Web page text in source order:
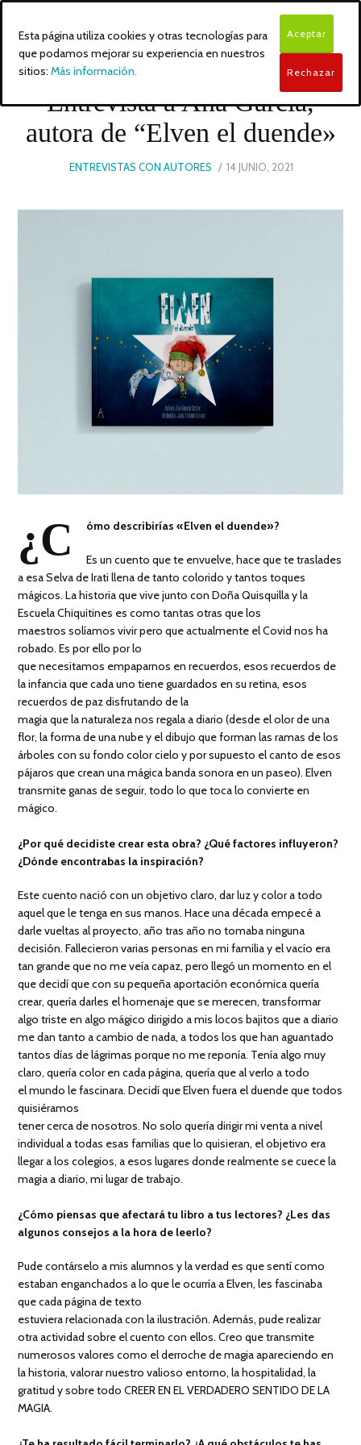
Entrevista a Ana García,
autora de “Elven el duende»
ENTREVISTAS CON AUTORES
POSTED
14 JUNIO, 2021
¿C ómo describirías «Elven el duende»?
Es un cuento que te envuelve, hace que te traslades
a esa Selva de Irati llena de tanto colorido y tantos toques
mágicos. La historia que vive junto con Doña Quisquilla y la
Escuela Chiquitines es como tantas otras que los
maestros solíamos vivir pero que actualmente el Covid nos ha
robado. Es por ello por lo
que necesitamos empaparnos en recuerdos, esos recuerdos de
la infancia que cada uno tiene guardados en su retina, esos
recuerdos de paz disfrutando de la
magia que la naturaleza nos regala a diario (desde el olor de una
flor, la forma de una nube y el dibujo que forman las ramas de los
árboles con su fondo color cielo y por supuesto el canto de esos
pájaros que crean una mágica banda sonora en un paseo). Elven
transmite ganas de seguir, todo lo que toca lo convierte en
mágico.
¿Por qué decidiste crear esta obra? ¿Qué factores influyeron?
¿Dónde encontrabas la inspiración?
Este cuento nació con un objetivo claro, dar luz y color a todo
aquel que le tenga en sus manos. Hace una década empecé a
darle vueltas al proyecto, año tras año no tomaba ninguna
decisión. Fallecieron varias personas en mi familia y el vacío era
tan grande que no me veía capaz, pero llegó un momento en el
que decidí que con su pequeña aportación económica quería
crear, quería darles el homenaje que se merecen, transformar
algo triste en algo mágico dirigido a mis locos bajitos que a diario
me dan tanto a cambio de nada, a todos los que han aguantado
tantos días de lágrimas porque no me reponía. Tenía algo muy
claro, quería color en cada página, quería que al verlo a todo
el mundo le fascinara. Decidí que Elven fuera el duende que todos
quisiéramos
tener cerca de nosotros. No solo quería dirigir mi venta a nivel
individual a todas esas familias que lo quisieran, el objetivo era
llegar a los colegios, a esos lugares donde realmente se cuece la
magia a diario, mi lugar de trabajo.
¿Cómo piensas que afectará tu libro a tus lectores? ¿Les das
algunos consejos a la hora de leerlo?
Pude contárselo a mis alumnos y la verdad es que sentí como
estaban enganchados a lo que le ocurría a Elven, les fascinaba
que cada página de texto
estuviera relacionada con la ilustración. Además, pude realizar
otra actividad sobre el cuento con ellos. Creo que transmite
numerosos valores como el derroche de magia apareciendo en
la historia, valorar nuestro valioso entorno, la hospitalidad, la
gratitud y sobre todo CREER EN EL VERDADERO SENTIDO DE LA
MAGIA.
Esta página utiliza cookies y otras tecnologías para
que podamos mejorar su experiencia en nuestros
sitios: Más información.
Aceptar
Rechazar